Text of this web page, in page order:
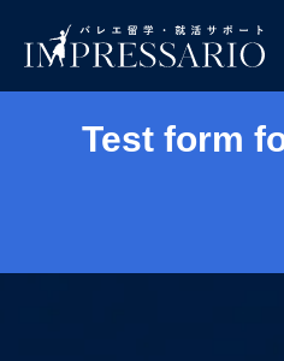
Test form